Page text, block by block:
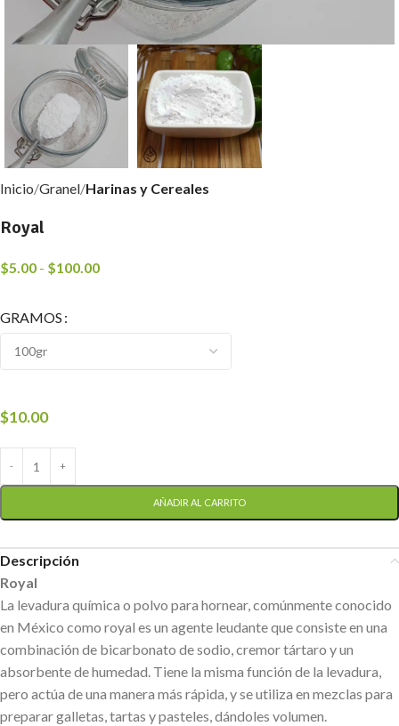
Inicio Granel Harinas y Cereales
Royal
$5.00 - $100.00
GRAMOS
$10.00
AÑADIR AL CARRITO
Descripción
Royal
La levadura química o polvo para hornear, comúnmente conocido
en México como royal es un agente leudante que consiste en una
combinación de bicarbonato de sodio, cremor tártaro y un
absorbente de humedad. Tiene la misma función de la levadura,
pero actúa de una manera más rápida, y se utiliza en mezclas para
preparar galletas, tartas y pasteles, dándoles volumen.